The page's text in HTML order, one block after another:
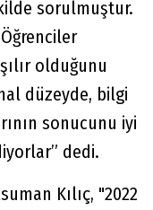
sorulmuştur.
olduğunu
düzeyde, bilgi
sonucunu iyi
dedi.
Kılıç, "2022